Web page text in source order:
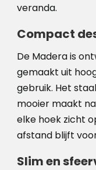
veranda.
Compact
De Madera is
gemaakt uit
gebruik. Het
mooier maakt
elke hoek zicht
afstand blijft
Slim en